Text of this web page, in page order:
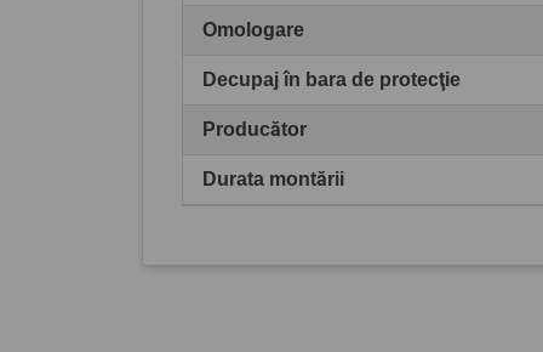
Omologare
Decupaj în bara de protecţie
Producător
Durata montării